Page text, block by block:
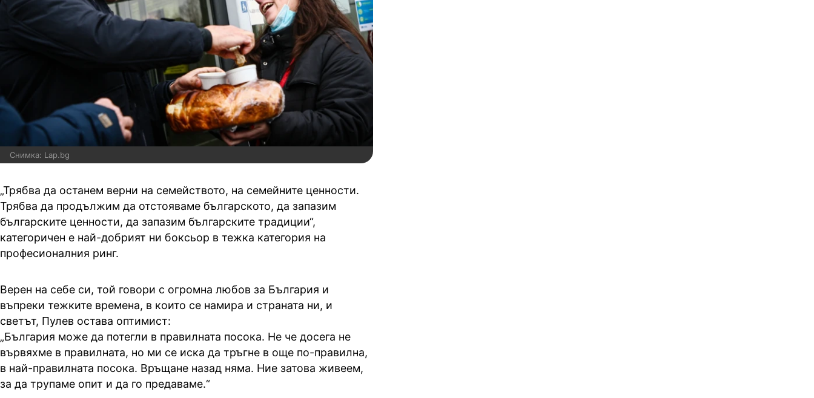
Снимка: Lap.bg
„Трябва да останем верни на семейството, на семейните ценности.
Трябва да продължим да отстояваме българското, да запазим
българските ценности, да запазим българските традиции“,
категоричен е най-добрият ни боксьор в тежка категория на
професионалния ринг.
Верен на себе си, той говори с огромна любов за България и
въпреки тежките времена, в които се намира и страната ни, и
светът, Пулев остава оптимист:
„България може да потегли в правилната посока. Не че досега не
вървяхме в правилната, но ми се иска да тръгне в още по-правилна,
в най-правилната посока. Връщане назад няма. Ние затова живеем,
за да трупаме опит и да го предаваме.“